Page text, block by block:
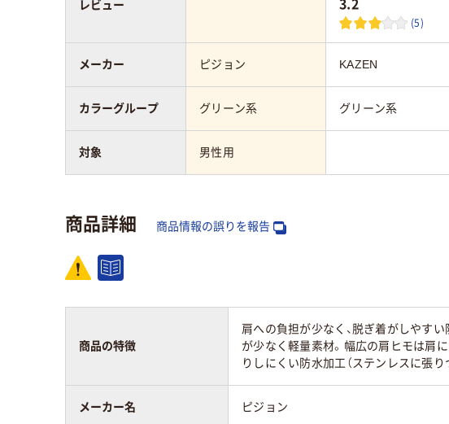
レビュー
(5)
メーカー ピジョン KAZEN
カラーグループ グリーン系 グリーン系
対象 男性用
商品詳細 商品情報の誤りを報告
商品の特徴
肩への負担が少なく、脱ぎ着がしやす
が少なく軽量素材。幅広の肩ヒモは肩
りしにくい防水加工（ステンレスに張
メーカー名 ピジョン